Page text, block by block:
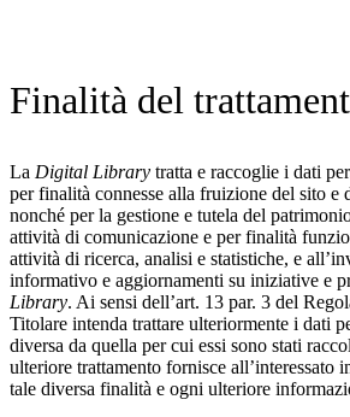
Finalità del
La Digital Library tratta e raccoglie i dati
per finalità connesse alla fruizione del sito e
nonché per la gestione e tutela del
attività di comunicazione e per finalità
attività di ricerca, analisi e statistiche, e
informativo e aggiornamenti su iniziative e
Library. Ai sensi dell’art. 13 par. 3 del
Titolare intenda trattare ulteriormente i dati
diversa da quella per cui essi sono stati
ulteriore trattamento fornisce all’interessato
tale diversa finalità e ogni ulteriore